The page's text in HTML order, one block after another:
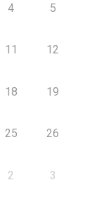
4 5
11 12
18 19
25 26
2 3